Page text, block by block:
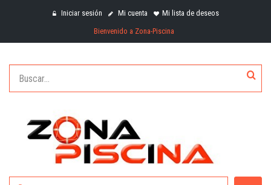
Iniciar sesión Mi cuenta
Mi lista de deseos
Bienvenido a Zona-Piscina